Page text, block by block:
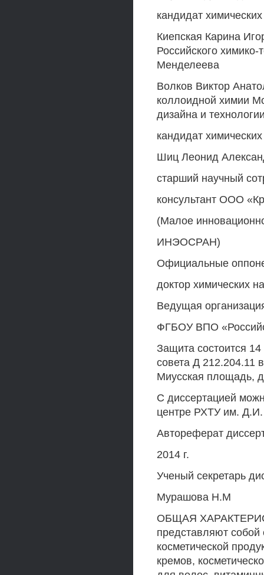
кандидат
Киепская Карина
Российского
Менделеева
Волков Виктор
коллоидной химии
дизайна и
кандидат
Шиц Леонид
старший научный
консультант ООО
(Малое
ИНЭОСРАН)
Официальные
доктор химических
Ведущая
ФГБОУ ВПО
Защита состоится 14
совета Д
Миусская площадь,
С диссертацией
центре РХТУ им.
Автореферат
2014 г.
Ученый секретарь
Мурашова Н.М
ОБЩАЯ
представляют
косметической
кремов,